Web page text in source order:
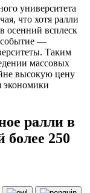
университета
что хотя ралли
осенний всплеск
событие —
Таким
массовых
высокую цену
экономики
ралли в
более 250